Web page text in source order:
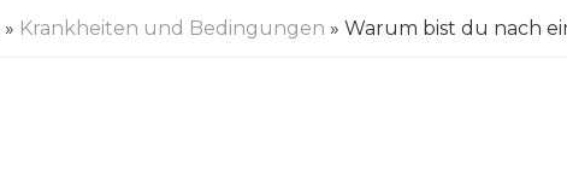
» Krankheiten und Bedingungen » Warum bist du nach